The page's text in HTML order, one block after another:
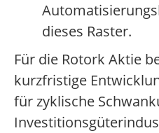
dieses Raster.
Für die Rotork Aktie
kurzfristige
für zyklische